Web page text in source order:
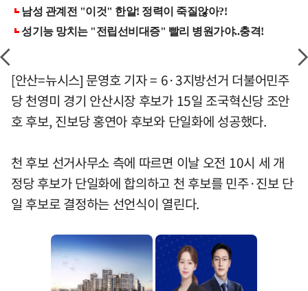
[안산=뉴시스] 문영호 기자 = 6·3지방선거 더불어민주
당 천영미 경기 안산시장 후보가 15일 조국혁신당 조안
호 후보, 진보당 홍연아 후보와 단일화에 성공했다.
천 후보 선거사무소 측에 따르면 이날 오전 10시 세 개
정당 후보가 단일화에 합의하고 천 후보를 민주·진보 단
일 후보로 결정하는 선언식이 열린다.